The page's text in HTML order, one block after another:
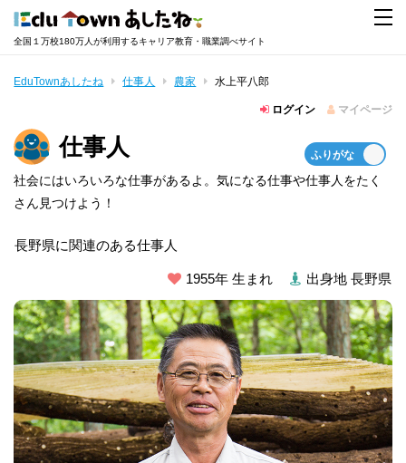
全国１万校180万人が利用するキャリア教育・職業調べサイト
EduTownあしたね 仕事人 農家 水上平八郎
ログイン マイページ
仕事人
社会にはいろいろな仕事があるよ。気になる仕事や仕事人をたく
さん見つけよう！
長野県に関連のある仕事人
1955年 生まれ 出身地 長野県